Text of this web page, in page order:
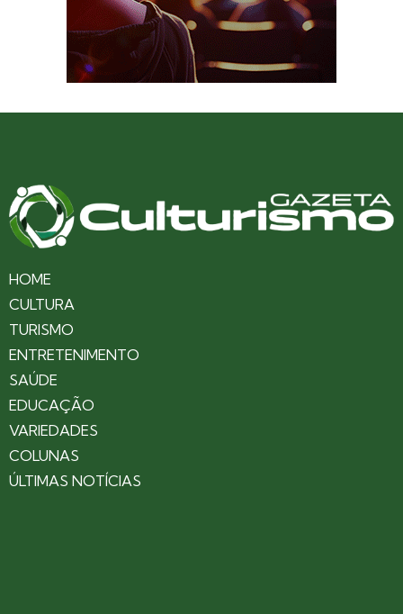
HOME
CULTURA
TURISMO
ENTRETENIMENTO
SAÚDE
EDUCAÇÃO
VARIEDADES
COLUNAS
ÚLTIMAS NOTÍCIAS